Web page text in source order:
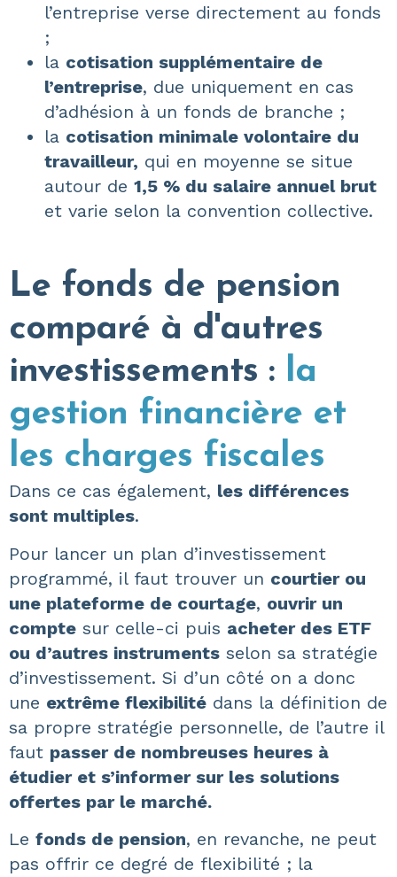
l’entreprise verse directement au fonds
;
la cotisation supplémentaire de
l’entreprise, due uniquement en cas
d’adhésion à un fonds de branche ;
la cotisation minimale volontaire du
travailleur, qui en moyenne se situe
autour de 1,5 % du salaire annuel brut
et varie selon la convention collective.
Le fonds de pension
comparé à d'autres
investissements : la
gestion financière et
les charges fiscales
Dans ce cas également, les différences
sont multiples.
Pour lancer un plan d’investissement
programmé, il faut trouver un courtier ou
une plateforme de courtage, ouvrir un
compte sur celle-ci puis acheter des ETF
ou d’autres instruments selon sa stratégie
d’investissement. Si d’un côté on a donc
une extrême flexibilité dans la définition de
sa propre stratégie personnelle, de l’autre il
faut passer de nombreuses heures à
étudier et s’informer sur les solutions
offertes par le marché.
Le fonds de pension, en revanche, ne peut
pas offrir ce degré de flexibilité ; la